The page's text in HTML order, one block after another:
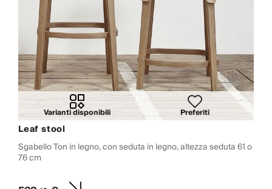
Varianti disponibili Preferiti
Leaf stool
Sgabello Ton in legno, con seduta in legno, altezza seduta 61 o
76 cm